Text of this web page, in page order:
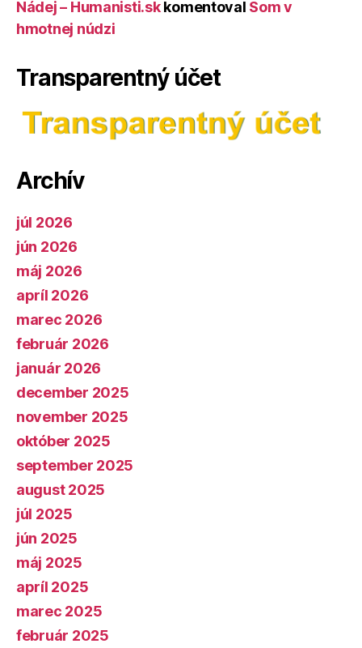
Nádej – Humanisti.skkomentoval Som v
hmotnej núdzi
Transparentný účet
Archív
júl 2026
jún 2026
máj 2026
apríl 2026
marec 2026
február 2026
január 2026
december 2025
november 2025
október 2025
september 2025
august 2025
júl 2025
jún 2025
máj 2025
apríl 2025
marec 2025
február 2025